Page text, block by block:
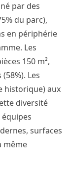
par des
du parc),
en périphérie
Les
150 m²,
Les
historique) aux
diversité
surfaces
même